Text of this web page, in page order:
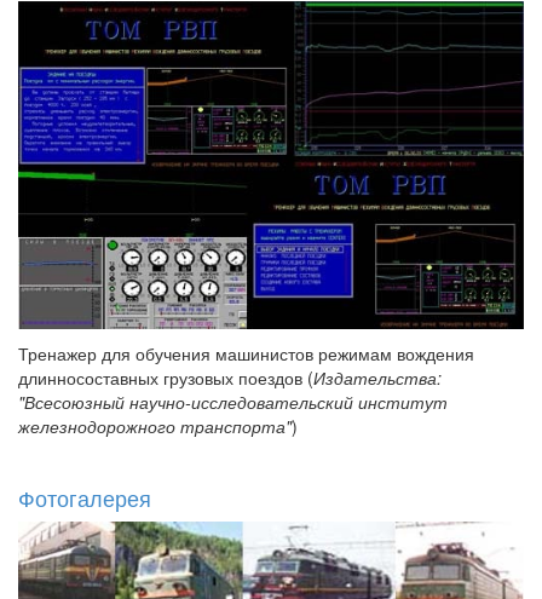
Тренажер для обучения машинистов режимам вождения
длинносоставных грузовых поездов (Издательства:
"Всесоюзный научно-исследовательский институт
железнодорожного транспорта")
Фотогалерея